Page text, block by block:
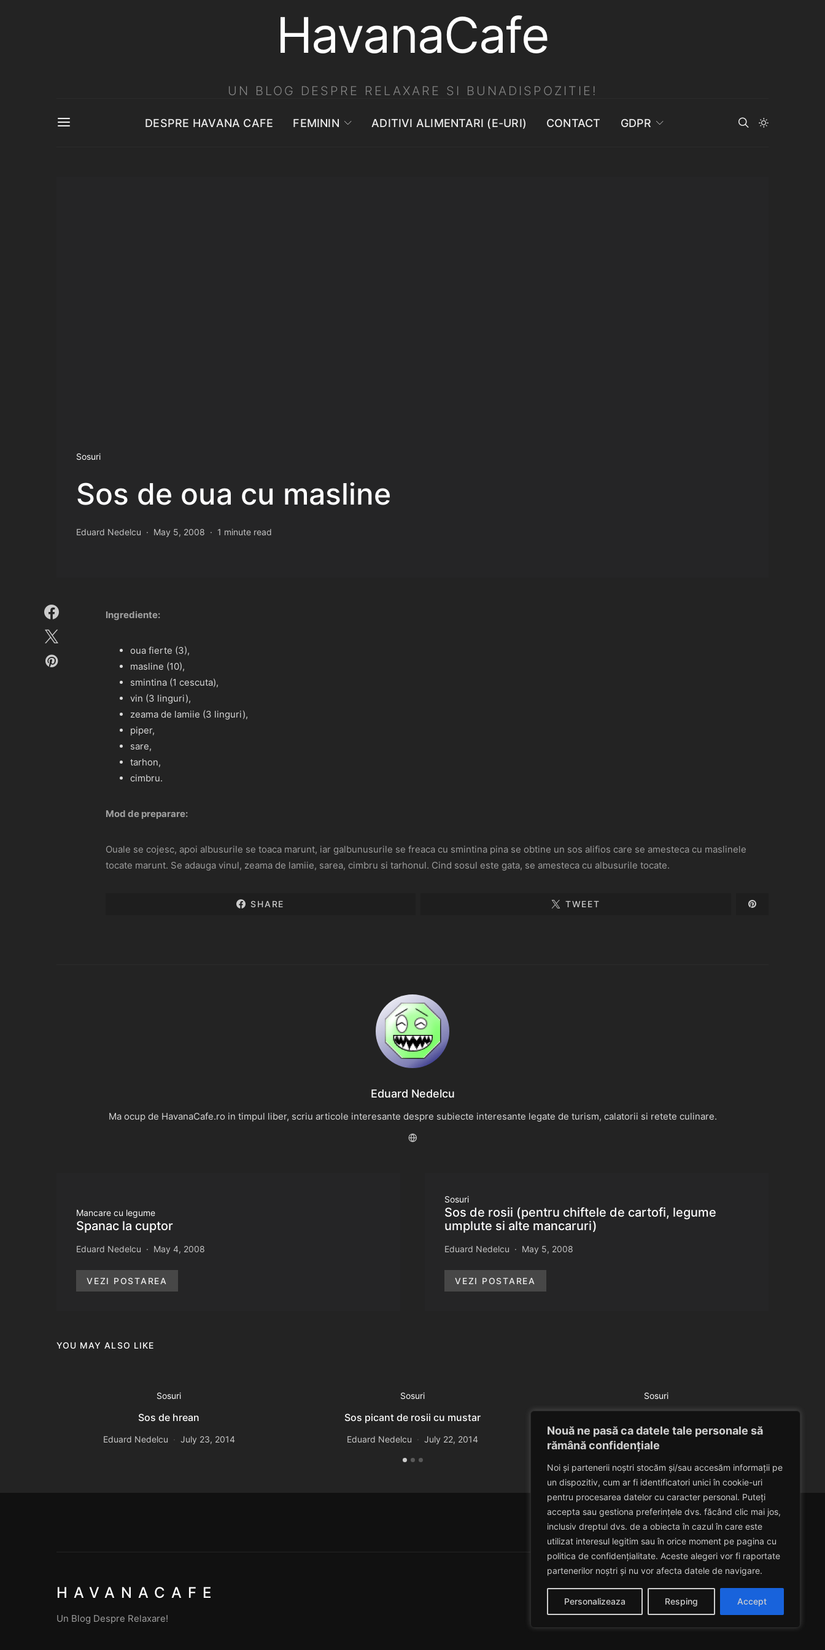
Nouă ne pasă ca datele tale personale să
rămână confidențiale
Noi și partenerii noștri stocăm și/sau accesăm informații pe
un dispozitiv, cum ar fi identificatori unici în cookie-uri
pentru procesarea datelor cu caracter personal. Puteți
accepta sau gestiona preferințele dvs. făcând clic mai jos,
inclusiv dreptul dvs. de a obiecta în cazul în care este
utilizat interesul legitim sau în orice moment pe pagina cu
politica de confidențialitate. Aceste alegeri vor fi raportate
partenerilor noștri și nu vor afecta datele de navigare.
Personalizeaza Resping Accept
HavanaCafe
UN BLOG DESPRE RELAXARE SI BUNADISPOZITIE!
DESPRE HAVANA CAFE FEMININ ADITIVI ALIMENTARI (E-URI) CONTACT GDPR
Sosuri
Sos de oua cu masline
Eduard Nedelcu May 5, 2008 1 minute read
Ingrediente:
oua fierte (3),
masline (10),
smintina (1 cescuta),
vin (3 linguri),
zeama de lamiie (3 linguri),
piper,
sare,
tarhon,
cimbru.
Mod de preparare:
Ouale se cojesc, apoi albusurile se toaca marunt, iar galbunusurile se freaca cu smintina pina se obtine un sos alifios care se amesteca cu maslinele
tocate marunt. Se adauga vinul, zeama de lamiie, sarea, cimbru si tarhonul. Cind sosul este gata, se amesteca cu albusurile tocate.
SHARE TWEET
Eduard Nedelcu
Ma ocup de HavanaCafe.ro in timpul liber, scriu articole interesante despre subiecte interesante legate de turism, calatorii si retete culinare.
Mancare cu legume
Spanac la cuptor
Eduard Nedelcu May 4, 2008
VEZI POSTAREA
Sosuri
Sos de rosii (pentru chiftele de cartofi, legume
umplute si alte mancaruri)
Eduard Nedelcu May 5, 2008
VEZI POSTAREA
YOU MAY ALSO LIKE
Sosuri
Sos de hrean
Eduard Nedelcu July 23, 2014
Sosuri
Sos picant de rosii cu mustar
Eduard Nedelcu July 22, 2014
Sosuri
Eduard Nedelcu July 21, 2014
HAVANACAFE
Un Blog Despre Relaxare!